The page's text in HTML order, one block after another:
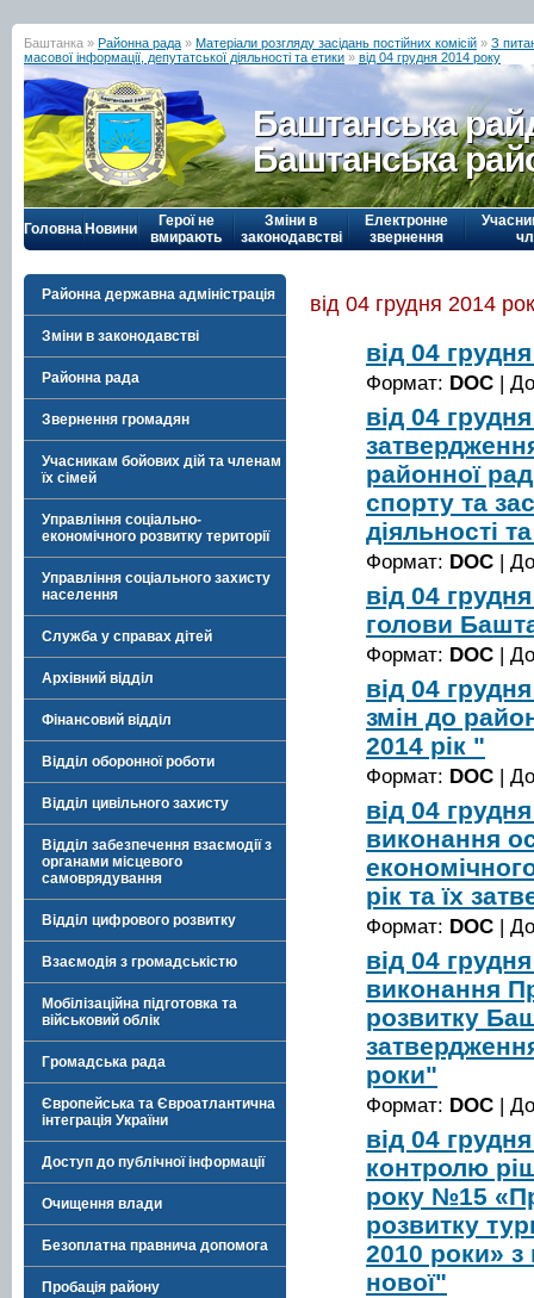
Баштанка » Районна рада » Матеріали розгляду засідань постійних комісій » З
масової інформації, депутатської діяльності та етики » від 04 грудня 2014 року
Баштанська
Баштанська
Головна Новини
Герої не
вмирають
Зміни в
законодавстві
Електронне
звернення
Районна державна адміністрація
Зміни в законодавстві
Районна рада
Звернення громадян
Учасникам бойових дій та членам
їх сімей
Управління соціально-
економічного розвитку території
Управління соціального захисту
населення
Служба у справах дітей
Архівний відділ
Фінансовий відділ
Відділ оборонної роботи
Відділ цивільного захисту
Відділ забезпечення взаємодії з
органами місцевого
самоврядування
Відділ цифрового розвитку
Взаємодія з громадськістю
Мобілізаційна підготовка та
військовий облік
Громадська рада
Європейська та Євроатлантична
інтеграція України
Доступ до публічної інформації
Очищення влади
Безоплатна правнича допомога
Пробація району
від 04 грудня 2014
від 04
Формат: DOC |
від 04
районної
спорту та
діяльності
Формат: DOC |
від 04
голови
Формат: DOC |
від 04
змін до
2014 рік "
Формат: DOC |
від 04
виконання
рік та їх
Формат: DOC |
від 04
виконання
розвитку
роки"
Формат: DOC |
від 04
контролю
року №15
розвитку
2010 роки»
нової"